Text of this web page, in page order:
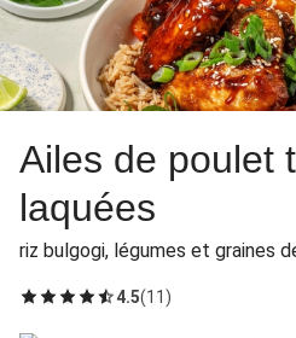
Ailes de poulet
laquées
riz bulgogi, légumes et graines
4.5(11 )